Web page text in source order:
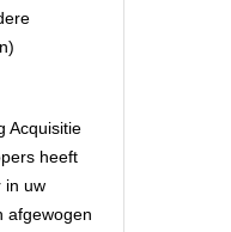
Acquisitie
heeft
in uw
afgewogen